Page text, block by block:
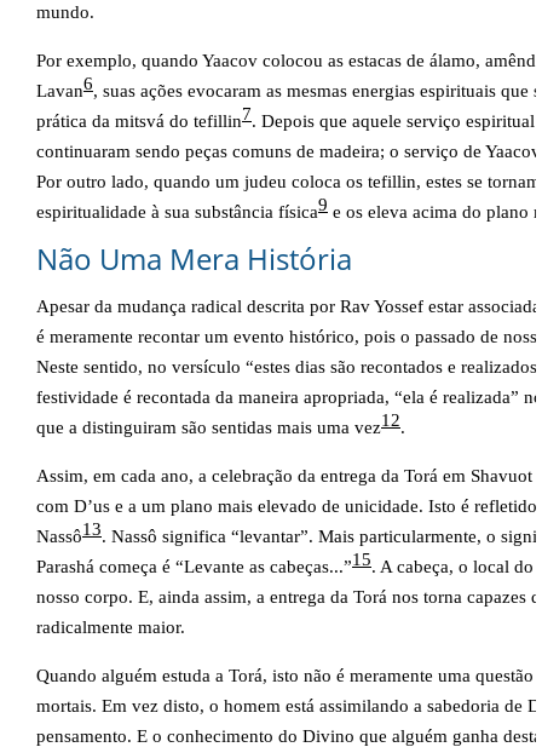
mundo.
Por exemplo, quando Yaacov colocou as estacas de álamo,
Lavan6, suas ações evocaram as mesmas energias espirituais que
prática da mitsvá do tefillin7. Depois que aquele serviço
continuaram sendo peças comuns de madeira; o serviço de
Por outro lado, quando um judeu coloca os tefillin, estes se
espiritualidade à sua substância física9 e os eleva acima do plano
Não Uma Mera História
Apesar da mudança radical descrita por Rav Yossef estar
é meramente recontar um evento histórico, pois o passado de
Neste sentido, no versículo “estes dias são recontados e
festividade é recontada da maneira apropriada, “ela é realizada”
que a distinguiram são sentidas mais uma vez12.
Assim, em cada ano, a celebração da entrega da Torá em
com D’us e a um plano mais elevado de unicidade. Isto é
Nassô13. Nassô significa “levantar”. Mais particularmente, o
Parashá começa é “Levante as cabeças...”15. A cabeça, o local do
nosso corpo. E, ainda assim, a entrega da Torá nos torna capazes
radicalmente maior.
Quando alguém estuda a Torá, isto não é meramente uma
mortais. Em vez disto, o homem está assimilando a sabedoria de
pensamento. E o conhecimento do Divino que alguém ganha